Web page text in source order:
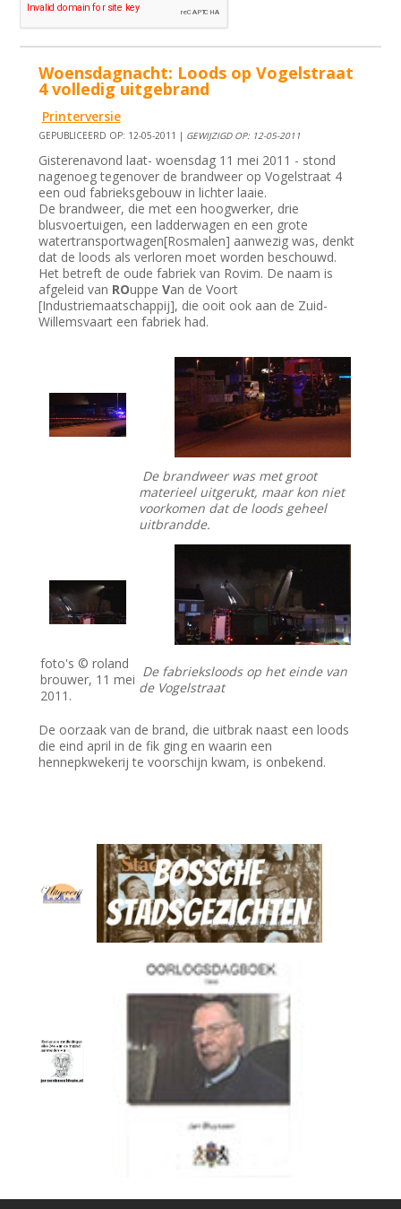
Woensdagnacht: Loods op Vogelstraat
4 volledig uitgebrand
Printerversie
GEPUBLICEERD OP: 12-05-2011 | GEWIJZIGD OP: 12-05-2011
Gisterenavond laat- woensdag 11 mei 2011 - stond
nagenoeg tegenover de brandweer op Vogelstraat 4
een oud fabrieksgebouw in lichter laaie.
De brandweer, die met een hoogwerker, drie
blusvoertuigen, een ladderwagen en een grote
watertransportwagen[Rosmalen] aanwezig was, denkt
dat de loods als verloren moet worden beschouwd.
Het betreft de oude fabriek van Rovim. De naam is
afgeleid van ROuppeVan de Voort
[Industriemaatschappij], die ooit ook aan de Zuid-
Willemsvaart een fabriek had.
De brandweer was met groot
materieel uitgerukt, maar kon niet
voorkomen dat de loods geheel
uitbrandde.
foto's © roland
brouwer, 11 mei
2011.
De fabrieksloods op het einde van
de Vogelstraat
De oorzaak van de brand, die uitbrak naast een loods
die eind april in de fik ging en waarin een
hennepkwekerij te voorschijn kwam, is onbekend.